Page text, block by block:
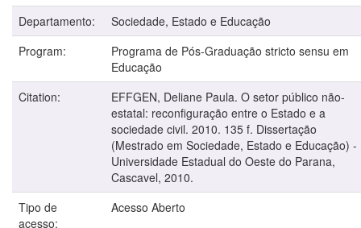
Departamento:
Sociedade, Estado e Educação
Program:
Programa de Pós-Graduação stricto sensu em
Educação
Citation:
EFFGEN, Deliane Paula. O setor público não-
estatal: reconfiguração entre o Estado e a
sociedade civil. 2010. 135 f. Dissertação
(Mestrado em Sociedade, Estado e Educação) -
Universidade Estadual do Oeste do Parana,
Cascavel, 2010.
Tipo de
acesso:
Acesso Aberto